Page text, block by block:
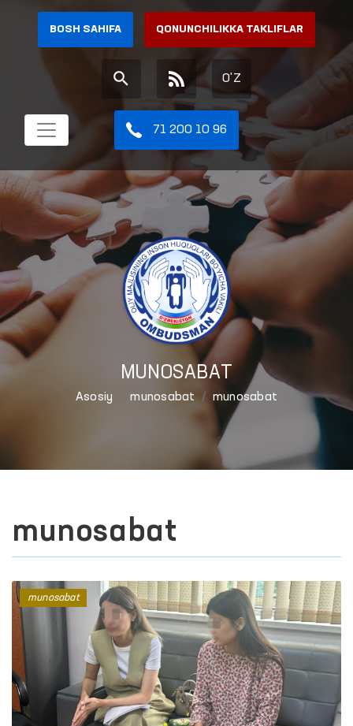
BOSH SAHIFA QONUNCHILIKKA TAKLIFLAR
O'Z
71 200 10 96
MUNOSABAT
Asosiy munosabat munosabat
munosabat
munosabat